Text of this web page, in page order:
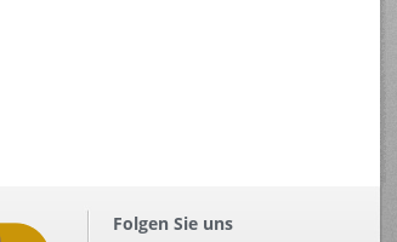
Folgen Sie uns